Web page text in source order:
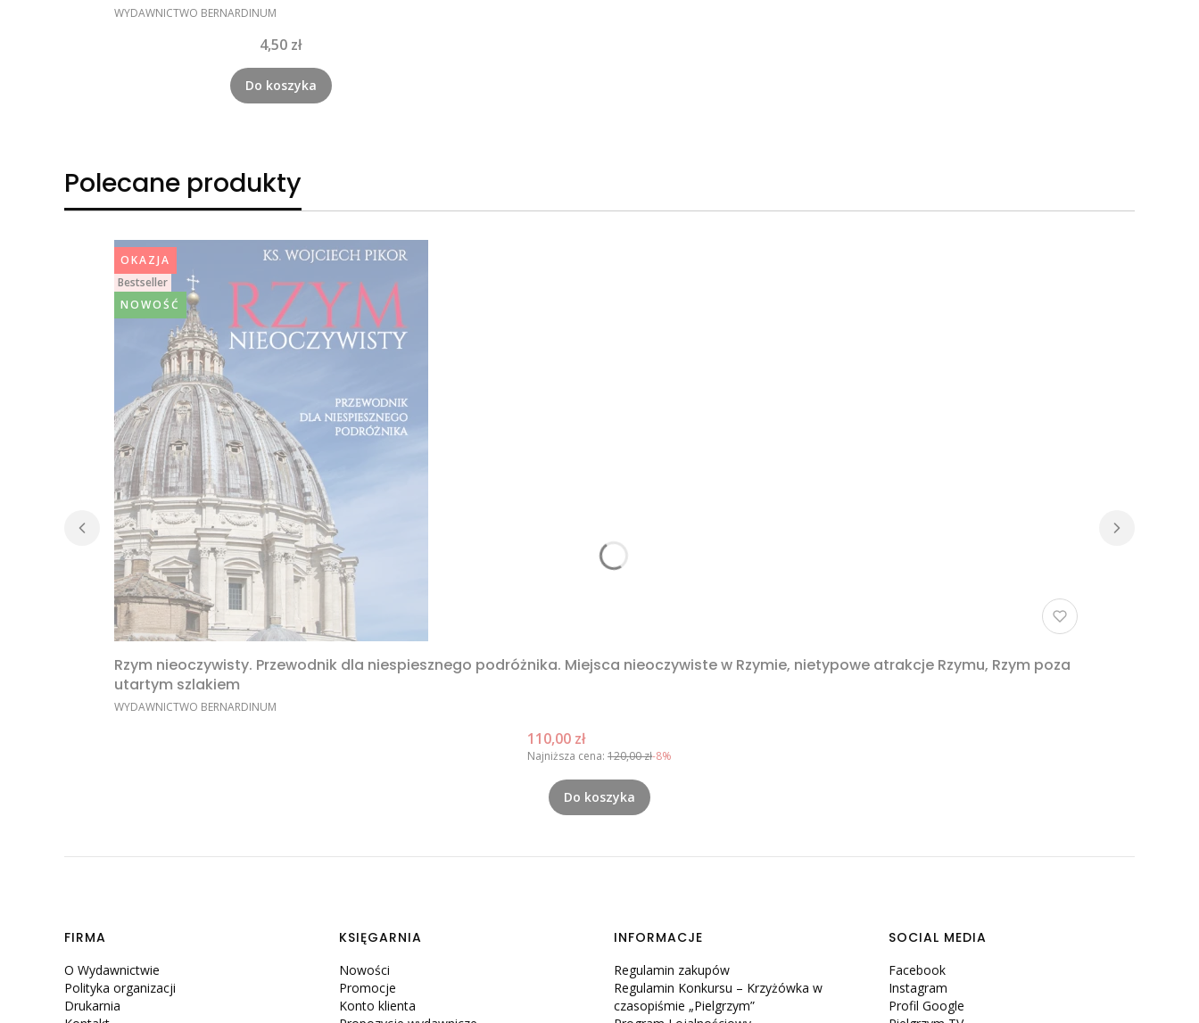
PRODUCENT
WYDAWNICTWO BERNARDINUM
Cena
4,50 zł
Do koszyka
Polecane produkty
OKAZJA
Bestseller
NOWOŚĆ
Rzym nieoczywisty. Przewodnik dla niespiesznego podróżnika. Miejsca nieoczywiste w Rzymie, nietypowe atrakcje Rzymu, Rzym poza
utartym szlakiem
PRODUCENT
WYDAWNICTWO BERNARDINUM
Cena promocyjna
110,00 zł
Najniższa cena: 120,00 zł-8%
Do koszyka
Linki w stopce
FIRMA
O Wydawnictwie
Polityka organizacji
Drukarnia
KSIĘGARNIA
Nowości
Promocje
Konto klienta
INFORMACJE
Regulamin zakupów
Regulamin Konkursu – Krzyżówka w
czasopiśmie „Pielgrzym”
SOCIAL MEDIA
Facebook
Instagram
Profil Google